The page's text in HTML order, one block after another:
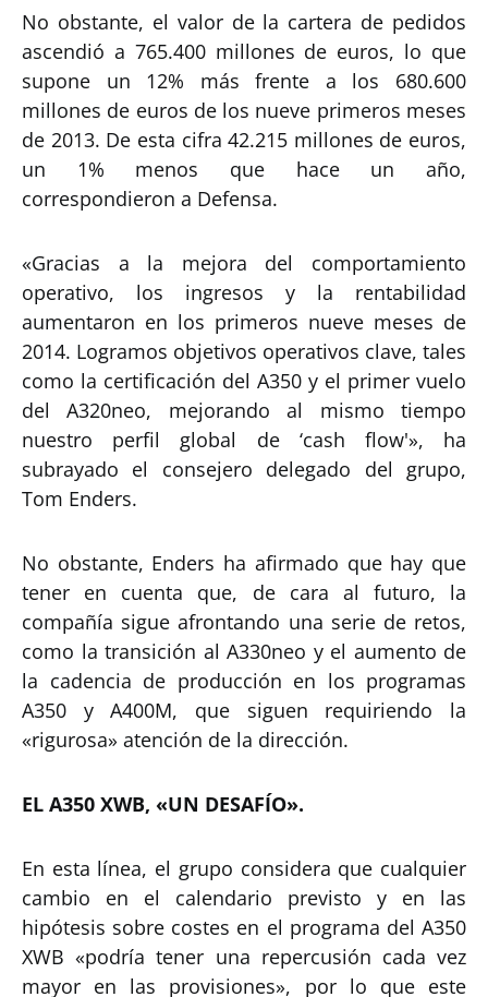
No obstante, el valor de la cartera de pedidos
ascendió a 765.400 millones de euros, lo que
supone un 12% más frente a los 680.600
millones de euros de los nueve primeros meses
de 2013. De esta cifra 42.215 millones de euros,
un 1% menos que hace un año,
correspondieron a Defensa.
«Gracias a la mejora del comportamiento
operativo, los ingresos y la rentabilidad
aumentaron en los primeros nueve meses de
2014. Logramos objetivos operativos clave, tales
como la certificación del A350 y el primer vuelo
del A320neo, mejorando al mismo tiempo
nuestro perfil global de ‘cash flow'», ha
subrayado el consejero delegado del grupo,
Tom Enders.
No obstante, Enders ha afirmado que hay que
tener en cuenta que, de cara al futuro, la
compañía sigue afrontando una serie de retos,
como la transición al A330neo y el aumento de
la cadencia de producción en los programas
A350 y A400M, que siguen requiriendo la
«rigurosa» atención de la dirección.
EL A350 XWB, «UN DESAFÍO».
En esta línea, el grupo considera que cualquier
cambio en el calendario previsto y en las
hipótesis sobre costes en el programa del A350
XWB «podría tener una repercusión cada vez
mayor en las provisiones», por lo que este